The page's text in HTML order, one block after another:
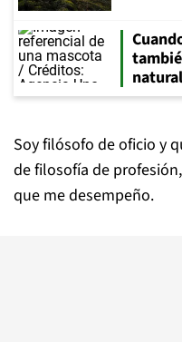
Soy filósofo de oficio y
de filosofía de
que me desempeño.